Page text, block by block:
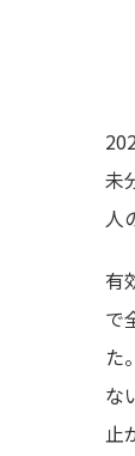
未
人
有
で
た
な
止